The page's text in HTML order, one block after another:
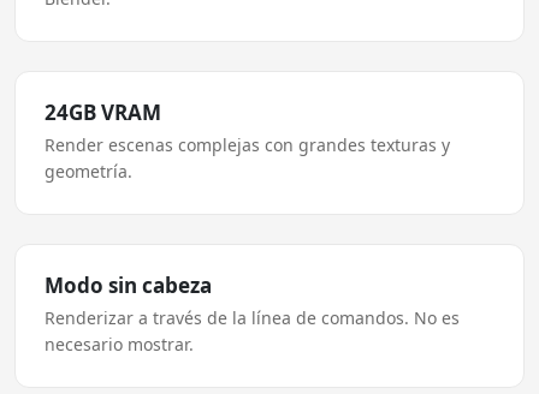
24GB VRAM
Render escenas complejas con grandes texturas y
geometría.
Modo sin cabeza
Renderizar a través de la línea de comandos. No es
necesario mostrar.